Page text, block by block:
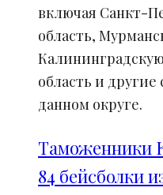
включая Санкт-
область,
область и
данном округе.
Таможенники
84 бейсболки